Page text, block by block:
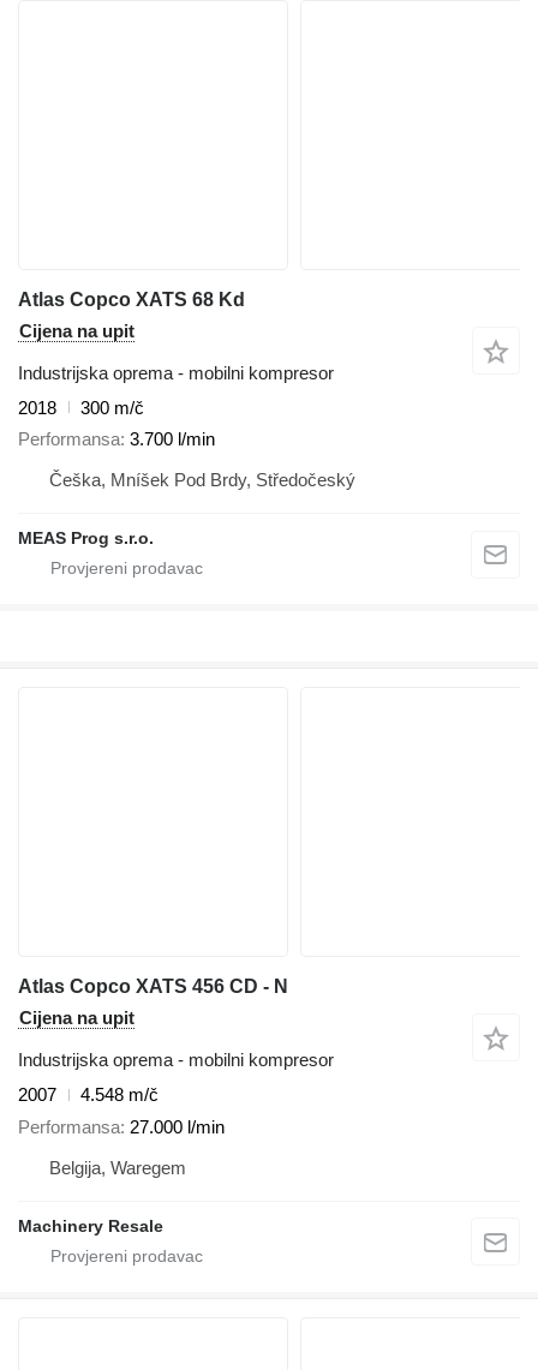
Atlas Copco XATS 68 Kd
Cijena na upit
Industrijska oprema - mobilni kompresor
2018
300 m/č
Performansa 3.700 l/min
Češka, Mníšek Pod Brdy, Středočeský
MEAS Prog s.r.o.
Atlas Copco XATS 456 CD - N
Cijena na upit
Industrijska oprema - mobilni kompresor
2007
4.548 m/č
Performansa 27.000 l/min
Belgija, Waregem
Machinery Resale